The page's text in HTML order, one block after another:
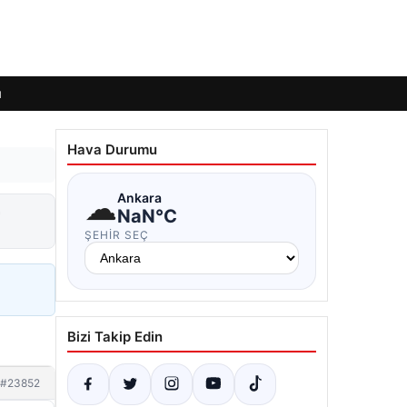
#23852
Hava Durumu
☁Ankara
NaN°C
ŞEHIR SEÇ
Bizi Takip Edin